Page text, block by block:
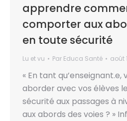
apprendre
comporter aux
en toute sécurité
Lu et vu Par Educa Santé août
« En tant qu’enseignant.e,
aborder avec vos élèves
sécurité aux passages à
aux abords des voies ? »